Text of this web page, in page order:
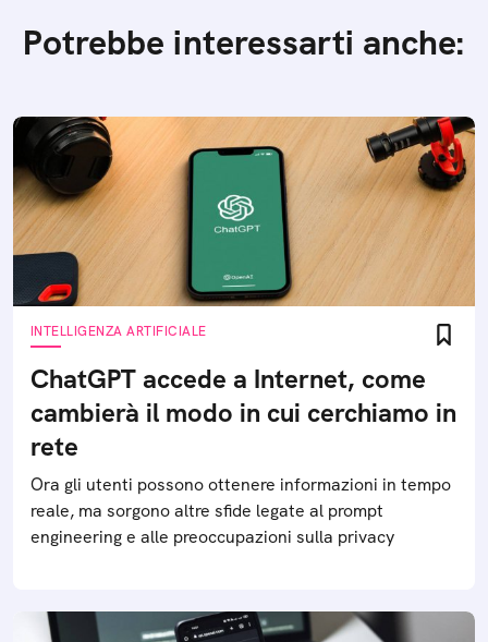
Potrebbe interessarti anche:
INTELLIGENZA ARTIFICIALE
ChatGPT accede a Internet, come
cambierà il modo in cui cerchiamo in
rete
Ora gli utenti possono ottenere informazioni in tempo
reale, ma sorgono altre sfide legate al prompt
engineering e alle preoccupazioni sulla privacy